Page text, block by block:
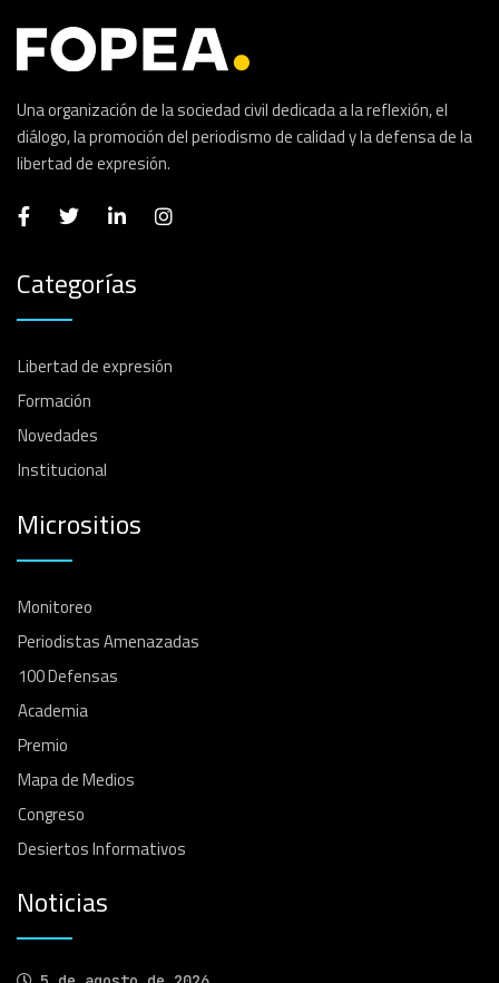
Una organización de la sociedad civil dedicada a la reflexión, el
diálogo, la promoción del periodismo de calidad y la defensa de la
libertad de expresión.
Categorías
Libertad de expresión
Formación
Novedades
Institucional
Micrositios
Monitoreo
Periodistas Amenazadas
100 Defensas
Academia
Premio
Mapa de Medios
Congreso
Desiertos Informativos
Noticias